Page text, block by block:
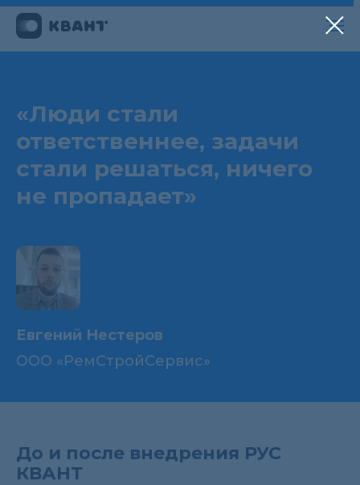
«Люди стали
ответственнее, задачи
стали решаться, ничего
не пропадает»
Евгений Нестеров
ООО «РемСтройСервис»
До и после внедрения РУС
КВАНТ